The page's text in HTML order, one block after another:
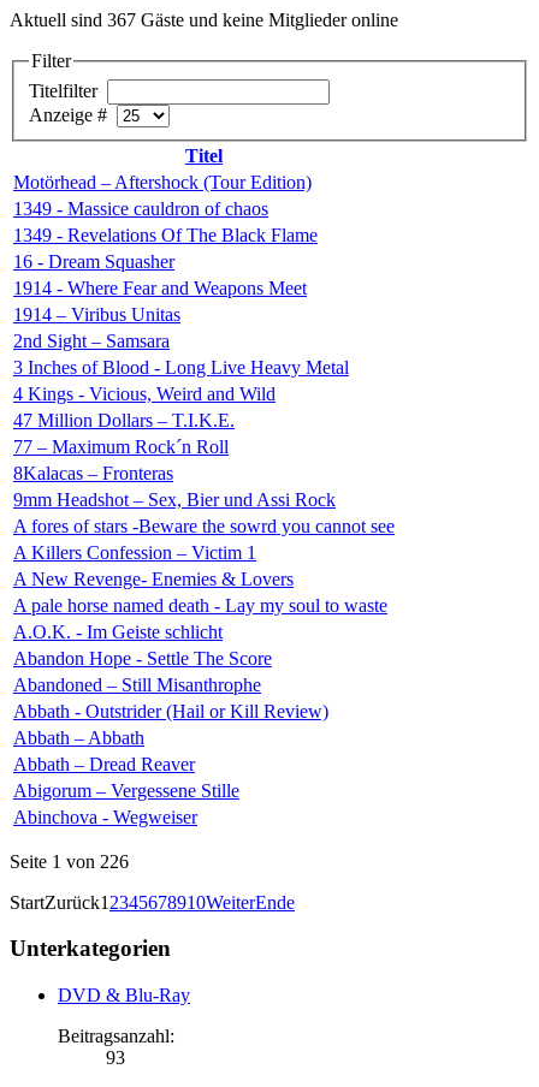
Aktuell sind 367 Gäste und keine Mitglieder online
Filter
Titelfilter
Anzeige #
Titel
Motörhead – Aftershock (Tour Edition)
1349 - Massice cauldron of chaos
1349 - Revelations Of The Black Flame
16 - Dream Squasher
1914 - Where Fear and Weapons Meet
1914 – Viribus Unitas
2nd Sight – Samsara
3 Inches of Blood - Long Live Heavy Metal
4 Kings - Vicious, Weird and Wild
47 Million Dollars – T.I.K.E.
77 – Maximum Rock´n Roll
8Kalacas – Fronteras
9mm Headshot – Sex, Bier und Assi Rock
A fores of stars -Beware the sowrd you cannot see
A Killers Confession – Victim 1
A New Revenge- Enemies & Lovers
A pale horse named death - Lay my soul to waste
A.O.K. - Im Geiste schlicht
Abandon Hope - Settle The Score
Abandoned – Still Misanthrophe
Abbath - Outstrider (Hail or Kill Review)
Abbath – Abbath
Abbath – Dread Reaver
Abigorum – Vergessene Stille
Abinchova - Wegweiser
Seite 1 von 226
StartZurück1 2345678910WeiterEnde
Unterkategorien
DVD & Blu-Ray
Beitragsanzahl:
93